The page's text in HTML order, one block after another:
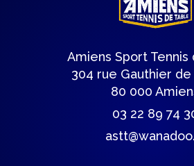
Amiens Sport Tennis
304 rue Gauthier
80 000
03 22 89 74